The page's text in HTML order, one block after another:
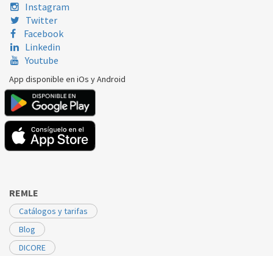
Instagram
Twitter
Facebook
Linkedin
Youtube
App disponible en iOs y Android
REMLE
Catálogos y tarifas
Blog
DICORE